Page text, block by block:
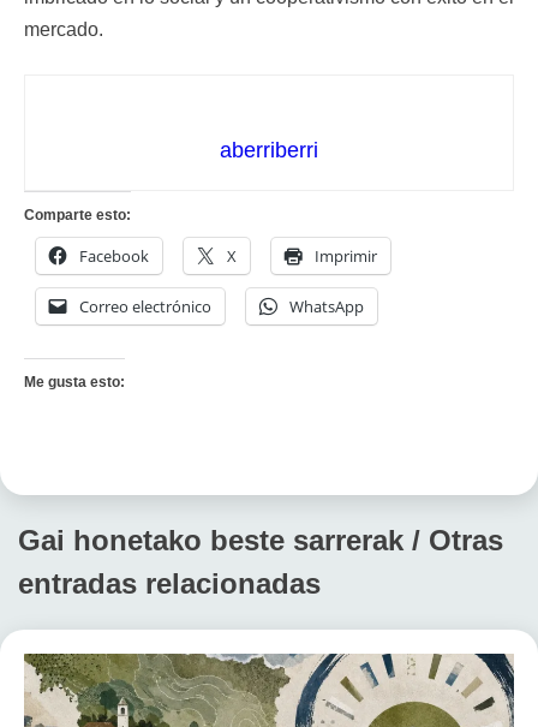
mercado.
aberriberri
Comparte esto:
Facebook X Imprimir
Correo electrónico WhatsApp
Me gusta esto:
Gai honetako beste sarrerak / Otras
entradas relacionadas